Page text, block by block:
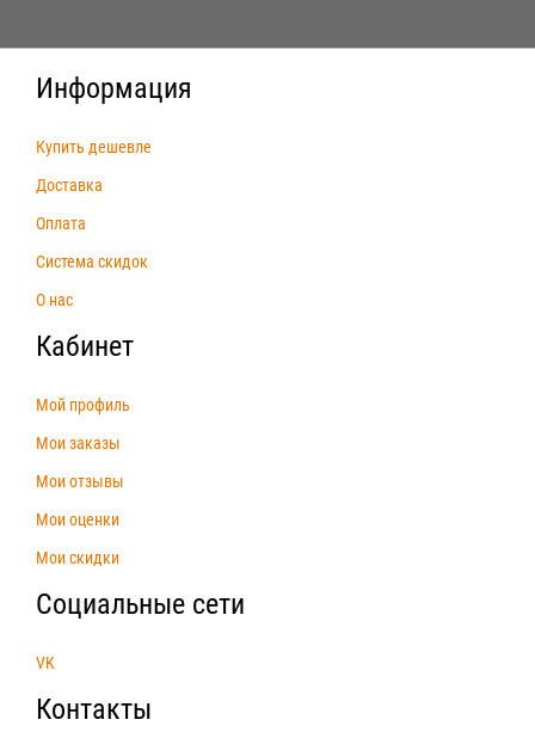
Информация
Купить дешевле
Доставка
Оплата
Система скидок
О нас
Кабинет
Мой профиль
Мои заказы
Мои отзывы
Мои оценки
Мои скидки
Социальные сети
VK
Контакты